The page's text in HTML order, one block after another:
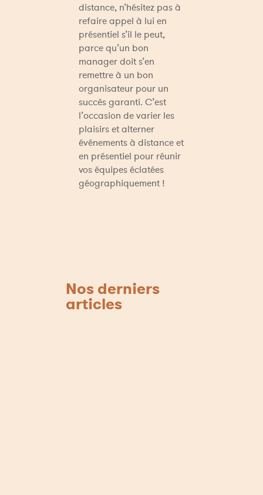
distance, n’hésitez pas à
refaire appel à lui en
présentiel s’il le peut,
parce qu’un bon
manager doit s’en
remettre à un bon
organisateur pour un
succès garanti. C’est
l’occasion de varier les
plaisirs et alterner
événements à distance et
en présentiel pour réunir
vos équipes éclatées
géographiquement !
Nos derniers
articles